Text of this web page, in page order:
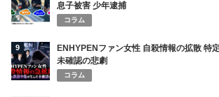
息子被害 少年逮捕
コラム
9
ENHYPENファン女性 自殺情報の拡散 特
未確認の悲劇
コラム